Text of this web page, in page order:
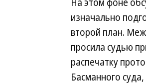
изначально
второй план.
просила судью
распечатку
Басманного